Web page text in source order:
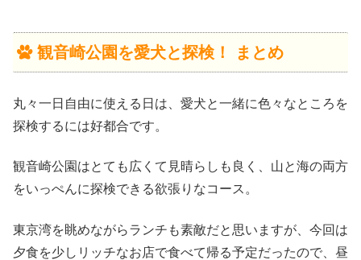
観音崎公園を愛犬と探検！ まとめ
丸々一日自由に使える日は、愛犬と一緒に色々なところを
探検するには好都合です。
観音崎公園はとても広くて見晴らしも良く、山と海の両方
をいっぺんに探検できる欲張りなコース。
東京湾を眺めながらランチも素敵だと思いますが、今回は
夕食を少しリッチなお店で食べて帰る予定だったので、昼